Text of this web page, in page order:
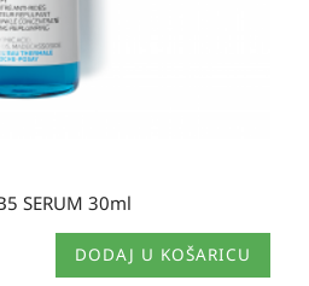
SERUM 30ml
DODAJ U KOŠARICU